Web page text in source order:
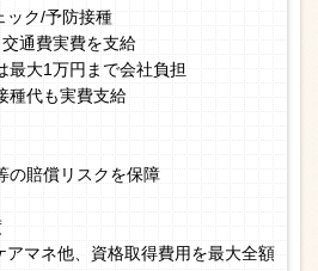
ック/予防接種
通費実費を支給
最大1万円まで会社負担
種代も実費支給
の賠償リスクを保障
アマネ他、資格取得費用を最大全額